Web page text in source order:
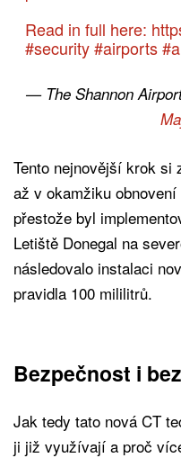
Read in full here:
#security #airports
— The Shannon
Tento nejnovější krok
až v okamžiku
přestože byl
Letiště Donegal na
následovalo instalaci
pravidla 100 mililitrů.
Bezpečnost i
Jak tedy tato nová CT
ji již využívají a proč